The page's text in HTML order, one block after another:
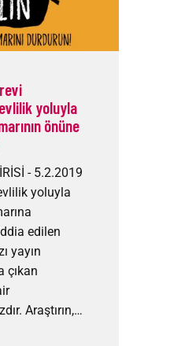
yoluyla
önüne
- 5.2.2019
yoluyla
edilen
yayın
çıkan
Araştırın,…